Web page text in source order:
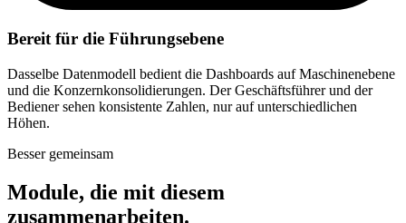
Bereit für die Führungsebene
Dasselbe Datenmodell bedient die Dashboards auf Maschinenebene
und die Konzernkonsolidierungen. Der Geschäftsführer und der
Bediener sehen konsistente Zahlen, nur auf unterschiedlichen
Höhen.
Besser gemeinsam
Module, die mit diesem
zusammenarbeiten.